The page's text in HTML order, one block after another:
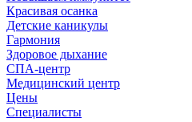
Красивая осанка
Детские каникулы
Гармония
Здоровое дыхание
СПА-центр
Медицинский центр
Цены
Специалисты